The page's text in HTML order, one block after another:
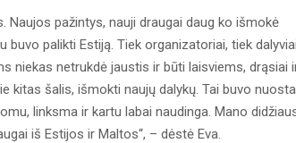
Naujos pažintys, nauji draugai daug ko išmokė
buvo palikti Estiją. Tiek organizatoriai, tiek dalyviai
niekas netrukdė jaustis ir būti laisviems, drąsiai
kitas šalis, išmokti naujų dalykų. Tai buvo
linksma ir kartu labai naudinga. Mano
iš Estijos ir Maltos“, – dėstė Eva.